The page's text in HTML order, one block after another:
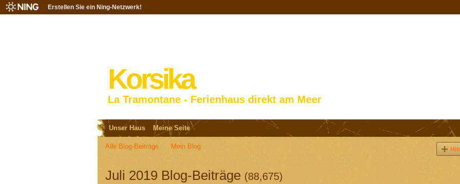
Erstellen Sie ein Ning-Netzwerk!
Korsika
La Tramontane - Ferienhaus direkt am Meer
Unser Haus Meine Seite
Alle Blog-Beiträge Mein Blog
Juli 2019 Blog-Beiträge (88,675)